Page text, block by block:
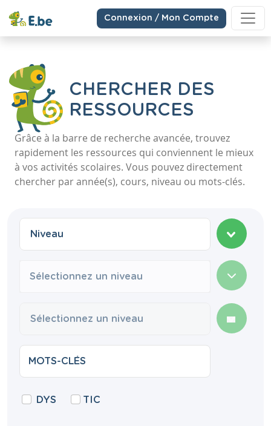
Connexion / Mon Compte
CHERCHER DES
RESSOURCES
Grâce à la barre de recherche avancée, trouvez
rapidement les ressources qui conviennent le mieux
à vos activités scolaires. Vous pouvez directement
chercher par année(s), cours, niveau ou mots-clés.
Sélectionnez un niveau
DYS TIC